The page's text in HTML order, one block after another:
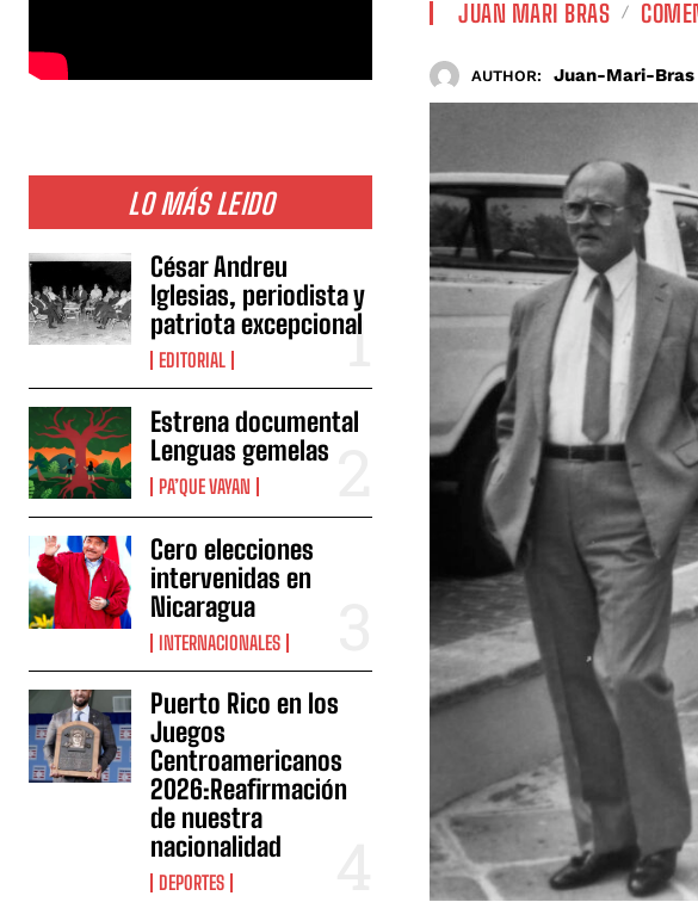
LO MÁS LEIDO
César Andreu
Iglesias, periodista y
patriota excepcional
EDITORIAL
Estrena documental
Lenguas gemelas
PA’QUE VAYAN
Cero elecciones
intervenidas en
Nicaragua
INTERNACIONALES
Puerto Rico en los
Juegos
Centroamericanos
2026:Reafirmación
de nuestra
nacionalidad
DEPORTES
JUAN MARI BRAS
AUTHOR: Juan-Mari-Bras